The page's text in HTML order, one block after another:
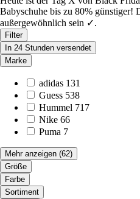
Babyschuhe bis zu 80% günstiger!
außergewöhnlich sein ✓.
Filter
In 24 Stunden versendet
Marke
adidas 131
Guess 538
Hummel 717
Nike 66
Puma 7
Mehr anzeigen (62)
Größe
Farbe
Sortiment